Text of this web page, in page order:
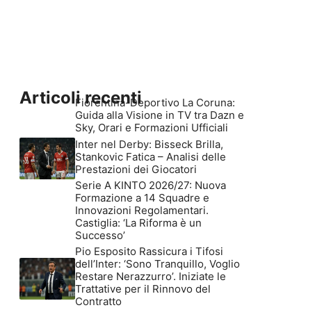
Articoli recenti
Fiorentina-Deportivo La Coruna:
Guida alla Visione in TV tra Dazn e
Sky, Orari e Formazioni Ufficiali
Inter nel Derby: Bisseck Brilla,
Stankovic Fatica – Analisi delle
Prestazioni dei Giocatori
Serie A KINTO 2026/27: Nuova
Formazione a 14 Squadre e
Innovazioni Regolamentari.
Castiglia: ‘La Riforma è un
Successo’
Pio Esposito Rassicura i Tifosi
dell’Inter: ‘Sono Tranquillo, Voglio
Restare Nerazzurro’. Iniziate le
Trattative per il Rinnovo del
Contratto